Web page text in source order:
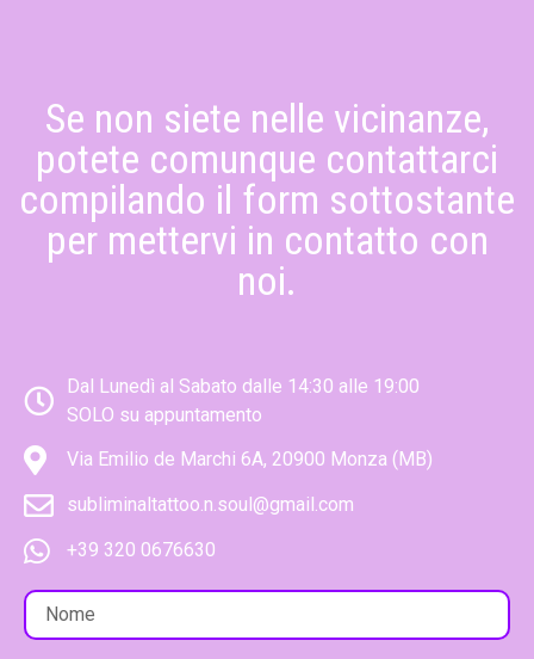
Se non siete nelle vicinanze,
potete comunque contattarci
compilando il form sottostante
per mettervi in contatto con
noi.
Dal Lunedì al Sabato dalle 14:30 alle 19:00
SOLO su appuntamento
Via Emilio de Marchi 6A, 20900 Monza (MB)
subliminaltattoo.n.soul@gmail.com
+39 320 0676630